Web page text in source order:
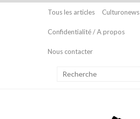
Tous les articles Culturonews
Confidentialité / A propos
Nous contacter